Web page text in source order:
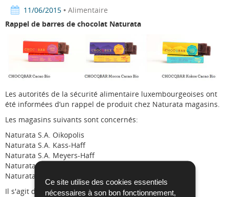
Ce site utilise des cookies essentiels
nécessaires à son bon fonctionnement,
11/06/2015 • Alimentaire
Rappel de barres de chocolat Naturata
Les autorités de la sécurité alimentaire luxembourgeoises ont
été informées d’un rappel de produit chez Naturata magasins.
Les magasins suivants sont concernés:
Naturata S.A. Oikopolis
Naturata S.A. Kass-Haff
Naturata S.A. Meyers-Haff
Naturata S.A. Merl
Naturata S.A. Belval
Il s'agit du produit: